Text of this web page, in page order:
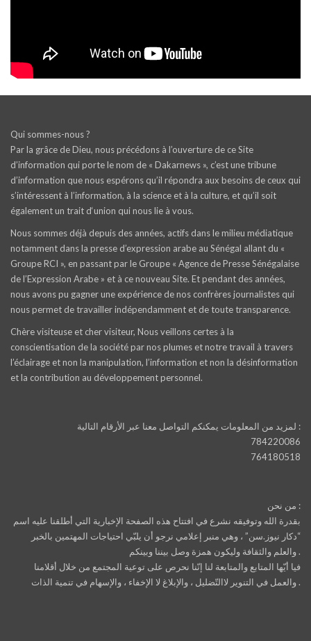
Qui sommes-nous ?
Par la grâce de Dieu, nous précédons à l’ouverture de ce Site
d’information qui porte le nom de « Dakarnews », c’est une tribune
d’information que nous espérons qu’il répondra aux besoins de ceux qui
s’intéressent à l’information, à la science et à la culture, et qu’il soit
également un trait d‘union qui nous lie à vous.
Nous sommes déjà depuis des années, actifs dans le milieu médiatique
notamment dans la presse d’expression arabe au Sénégal allant du «
Groupe RCI », en passant par le Groupe « Agence de Presse Sénégalaise
de l’Expression Arabe » et à ce nouveau Site. Et pendant des années,
nous avons pu gagner une expérience de nos confrères journalistes qui
nous permet de travailler indépendamment et de toute transparence.
Chère visiteuse et cher visiteur, Nous veillons certes à la
conscientisation de la société par nos plumes et notre travail à travers
l’éclairage et non la manipulation, l’information et non la désinformation
et la contribution au développement personnel.
لمزيد من المعلومات يمكنكم التواصل معنا عبر الأرقام التالية :
784220086
764180518
من نحن :
بقدرة الله وتوفيقه نشرع في افتتاح هذه الصفحة الإخبارية التي أطلقنا عليه اسم
“دكار نيوز.سن” ، وهي منبر إعلامي نرجو أن يلبّي احتياجات المهتمين بالخبر
والعلم والثقافة وليكون همزة وصل بيننا وبينكم .
فيا أيّها المتابع والمتابعة لنا إنّنا نحرص على توعية المجتمع من خلال أقلامنا
والعمل في التنوير لاالتّضليل ، والإبلاغ لا الإخفاء ، والإسهام في تنمية الذات .